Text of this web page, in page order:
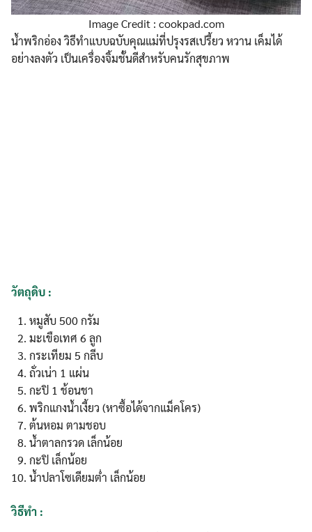
Image Credit : cookpad.com
น้ำพริกอ่อง วิธีทำแบบฉบับคุณแม่ที่ปรุงรสเปรี้ยว หวาน เค็มได้
อย่างลงตัว เป็นเครื่องจิ้มชั้นดีสำหรับคนรักสุขภาพ
วัตถุดิบ :
หมูสับ 500 กรัม
มะเขือเทศ 6 ลูก
กระเทียม 5 กลีบ
ถั่วเน่า 1 แผ่น
กะปิ 1 ช้อนชา
พริกแกงน้ำเงี้ยว (หาซื้อได้จากแม็คโคร)
ต้นหอม ตามชอบ
น้ำตาลกรวด เล็กน้อย
กะปิ เล็กน้อย
น้ำปลาโซเดียมต่ำ เล็กน้อย
วิธีทำ :